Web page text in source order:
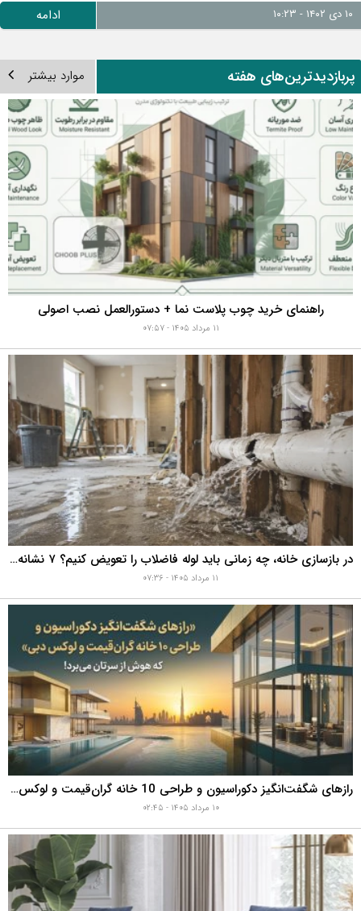
ادامه
هفته موارد بیشتر
راهنمای خرید چوب پلاست نما + دستورالعمل نصب اصولی
در بازسازی خانه، چه زمانی باید لوله فاضلاب را تعویض کنیم؟ ۷ نشانه‌ای که نباید نادیده بگیرید
رازهای شگفت‌انگیز دکوراسیون و طراحی 10 خانه گران‌قیمت و لوکس دبی که هوش از سرتان می‌برد!